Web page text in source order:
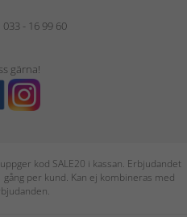
- 16 99 60
gärna!
kod SALE20 i kassan. Erbjudandet
per kund. Kan ej kombineras med